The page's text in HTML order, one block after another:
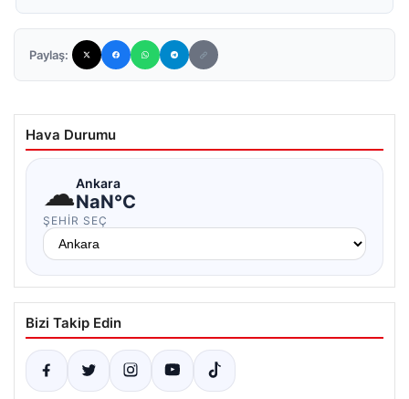
Paylaş:
Hava Durumu
☁Ankara
NaN°C
ŞEHIR SEÇ
Bizi Takip Edin